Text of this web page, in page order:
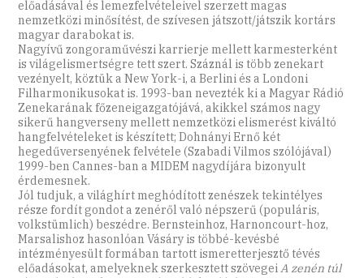
előadásával és lemezfelvételeivel szerzett magas
nemzetközi minősítést, de szívesen játszott/játszik kortárs
magyar darabokat is.
Nagyívű zongoraművészi karrierje mellett karmesterként
is világelismertségre tett szert. Száznál is több zenekart
vezényelt, köztük a New York-i, a Berlini és a Londoni
Filharmonikusokat is. 1993-ban nevezték ki a Magyar Rádió
Zenekarának főzeneigazgatójává, akikkel számos nagy
sikerű hangverseny mellett nemzetközi elismerést kiváltó
hangfelvételeket is készített; Dohnányi Ernő két
hegedűversenyének felvétele (Szabadi Vilmos szólójával)
1999-ben Cannes-ban a MIDEM nagydíjára bizonyult
érdemesnek.
Jól tudjuk, a világhírt meghódított zenészek tekintélyes
része fordít gondot a zenéről való népszerű (populáris,
volkstümlich) beszédre. Bernsteinhoz, Harnoncourt-hoz,
Marsalishoz hasonlóan Vásáry is többé-kevésbé
intézményesült formában tartott ismeretterjesztő tévés
előadásokat, amelyeknek szerkesztett szövegeiA zenén túl